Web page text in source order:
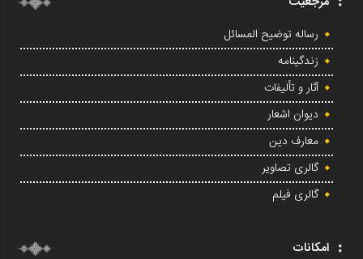
رساله توضیح المسائل
زندگینامه
آثار و تألیفات
دیوان اشعار
معارف دین
گالری تصاویر
گالری فیلم
امکانات